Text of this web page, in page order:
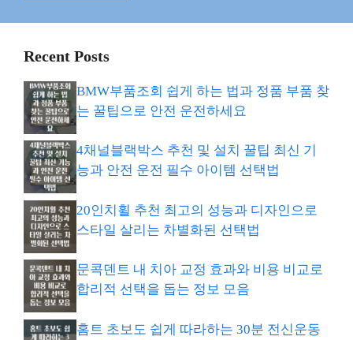
Recent Posts
BMW부품조회 쉽게 하는 법과 정품 부품 찾
는 꿀팁으로 안전 운전하세요
4채널블랙박스 추천 및 설치 꿀팁 최신 기
능과 안전 운전 필수 아이템 선택법
20인치휠 추천 최고의 성능과 디자인으로
스타일 살리는 차별화된 선택법
문콕덴트 내 치아 교정 효과와 비용 비교로
합리적 선택을 돕는 정보 모음
홈트 초보도 쉽게 따라하는 30분 전신운동